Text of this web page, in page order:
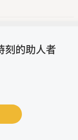
的助人者